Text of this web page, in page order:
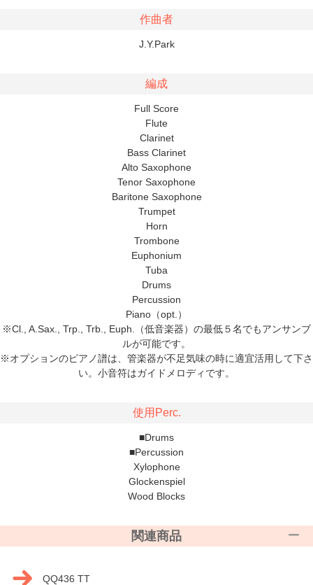
作曲者
J.Y.Park
編成
Full Score
Flute
Clarinet
Bass Clarinet
Alto Saxophone
Tenor Saxophone
Baritone Saxophone
Trumpet
Horn
Trombone
Euphonium
Tuba
Drums
Percussion
Piano（opt.）
※Cl., A.Sax., Trp., Trb., Euph.（低音楽器）の最低５名でもアンサンブ
ルが可能です。
※オプションのピアノ譜は、管楽器が不足気味の時に適宜活用して下さ
い。小音符はガイドメロディです。
使用Perc.
■Drums
■Percussion
Xylophone
Glockenspiel
Wood Blocks
関連商品
QQ436 TT